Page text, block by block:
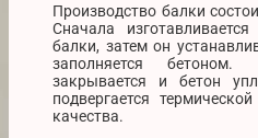
Производство балки
Сначала
балки, затем он
заполняется
закрывается и бетон
подвергается
качества.